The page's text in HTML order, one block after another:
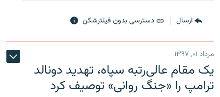
ارسال دسترسی بدون فیلترشکن
مرداد ۰۱, ۱۳۹۷
یک مقام عالی‌رتبه سپاه، تهدید دونالد
ترامپ را «جنگ روانی» توصیف کرد